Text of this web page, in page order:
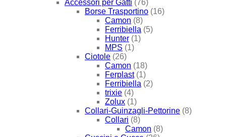
Accessori per Gatti (76)
Borse Trasportino (16)
Camon (8)
Ferribiella (5)
Hunter (1)
MPS (1)
Ciotole (26)
Camon (18)
Ferplast (1)
Ferribiella (2)
trixie (4)
Zolux (1)
Collari-Guinzagli-Pettorine (8)
Collari (8)
Camon (8)